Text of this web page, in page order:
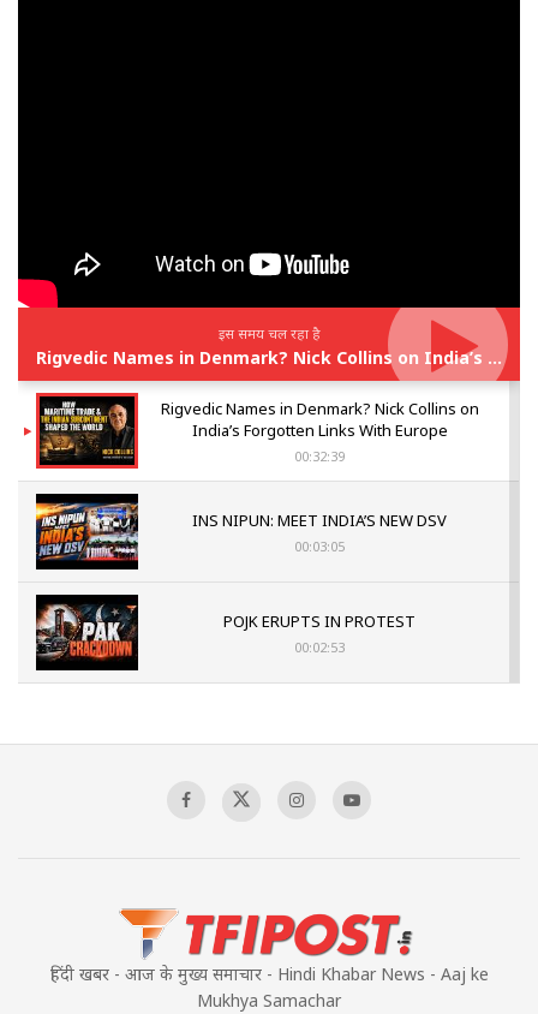
इस समय चल रहा है
Rigvedic Names in Denmark? Nick Collins on India’s Forgotten Links With Europe
Rigvedic Names in Denmark? Nick Collins on
India’s Forgotten Links With Europe
00:32:39
INS NIPUN: MEET INDIA’S NEW DSV
00:03:05
POJK ERUPTS IN PROTEST
00:02:53
Sagar
हिंदी खबर - आज के मुख्य समाचार - Hindi Khabar News - Aaj ke
Mukhya Samachar